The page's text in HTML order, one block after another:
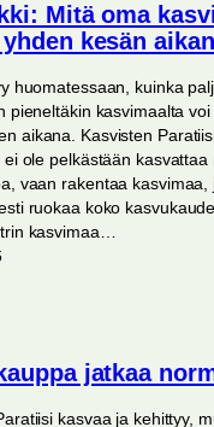
Mitä oma
kesän
huomatessaan, kuinka
pieneltäkin kasvimaalta
aikana. Kasvisten
ole pelkästään kasvattaa
vaan rakentaa kasvimaa,
ruokaa koko
kasvimaa…
jatkaa
kasvaa ja kehittyy,